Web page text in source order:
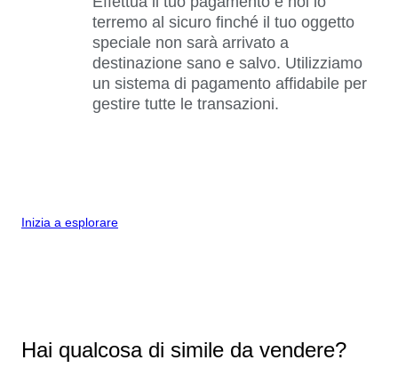
terremo al sicuro finché il tuo oggetto
speciale non sarà arrivato a
destinazione sano e salvo. Utilizziamo
un sistema di pagamento affidabile per
gestire tutte le transazioni.
Inizia a esplorare
Hai qualcosa di simile da vendere?